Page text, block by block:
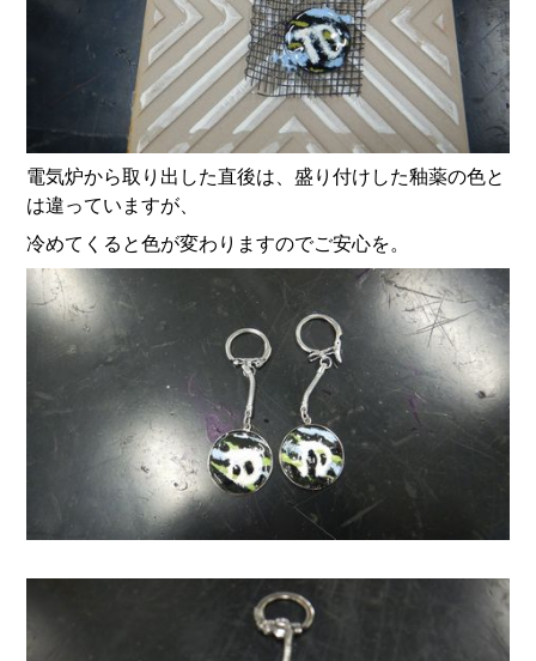
電気炉から取り出した直後は、盛り付けした釉薬の色と
は違っていますが、
冷めてくると色が変わりますのでご安心を。